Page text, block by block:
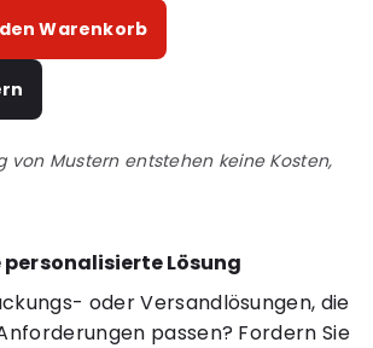
Warenkorb
von Mustern entstehen keine Kosten,
personalisierte Lösung
oder Versandlösungen, die
passen? Fordern Sie